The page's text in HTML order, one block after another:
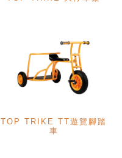
TOP TRIKE TT遊覽腳踏
車